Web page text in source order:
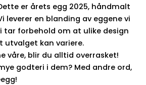
er årets egg 2025, håndmalt
leverer en blanding av eggene vi
tar forbehold om at ulike design
utvalget kan variere.
våre, blir du alltid overrasket!
godteri i dem? Med andre ord,